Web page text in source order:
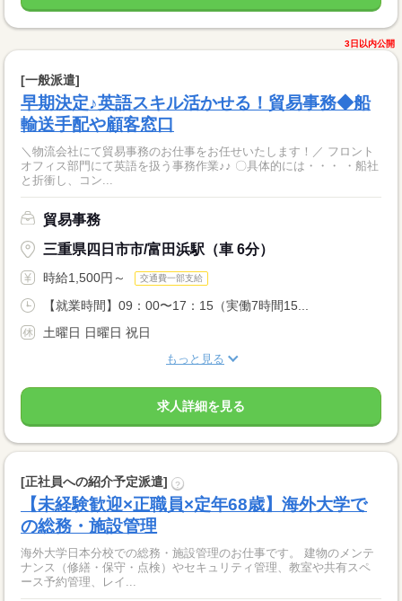
3日以内公開
[一般派遣]
早期決定♪英語スキル活かせる！貿易事務◆船
輸送手配や顧客窓口
＼物流会社にて貿易事務のお仕事をお任せいたします！／ フロント
オフィス部門にて英語を扱う事務作業♪♪ 〇具体的には・・・ ・船社
と折衝し、コン...
貿易事務
三重県四日市市/富田浜駅（車 6分）
時給1,500円～ 交通費一部支給
【就業時間】09：00〜17：15（実働7時間15...
土曜日 日曜日 祝日
もっと見る
求人詳細を見る
[正社員への紹介予定派遣] ?
【未経験歓迎×正職員×定年68歳】海外大学で
の総務・施設管理
海外大学日本分校での総務・施設管理のお仕事です。 建物のメンテ
ナンス（修繕・保守・点検）やセキュリティ管理、教室や共有スペ
ース予約管理、レイ...